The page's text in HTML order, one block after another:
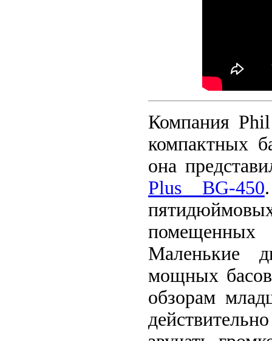
Компания
компактных
она
Plus BG-450
Маленькие
мощных
обзорам